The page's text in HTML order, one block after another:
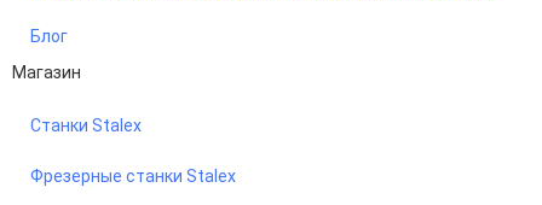
Блог
Магазин
Станки Stalex
Фрезерные станки Stalex